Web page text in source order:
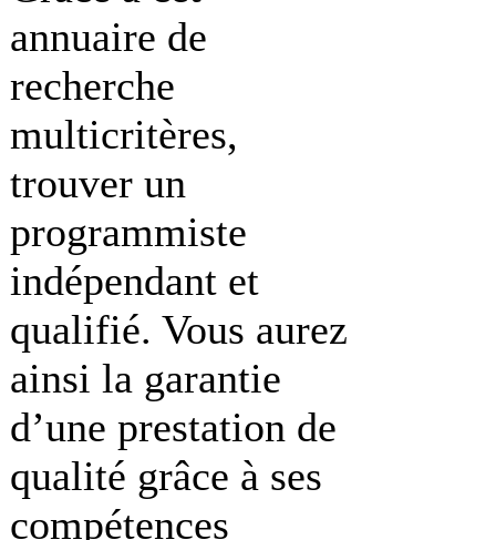
annuaire de
recherche
multicritères,
trouver un
programmiste
indépendant et
qualifié. Vous aurez
ainsi la garantie
d’une prestation de
qualité grâce à ses
compétences